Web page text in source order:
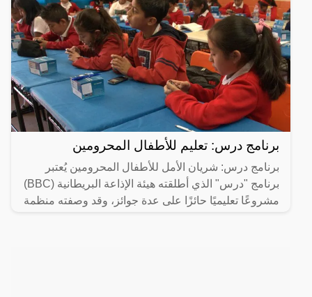
برنامج درس: تعليم للأطفال المحرومين
برنامج درس: شريان الأمل للأطفال المحرومين يُعتبر
برنامج "درس" الذي أطلقته هيئة الإذاعة البريطانية (BBC)
مشروعًا تعليميًا حائزًا على عدة جوائز، وقد وصفته منظمة